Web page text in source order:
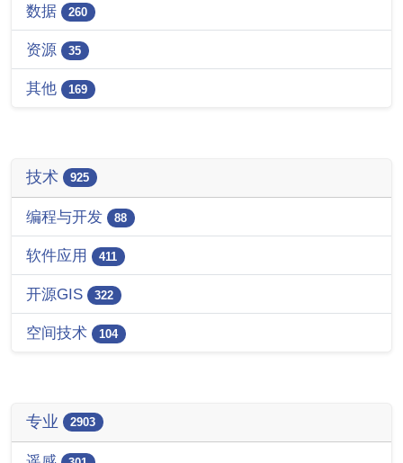
数据 260
资源 35
其他 169
技术 925
编程与开发 88
软件应用 411
开源GIS 322
空间技术 104
专业 2903